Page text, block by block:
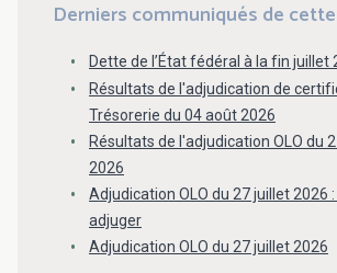
Derniers communiqués de
Dette de l’État fédéral à la fin juillet
Résultats de l'adjudication de
Trésorerie du 04 août 2026
Résultats de l'adjudication OLO du
2026
Adjudication OLO du 27 juillet 2026
adjuger
Adjudication OLO du 27 juillet 2026